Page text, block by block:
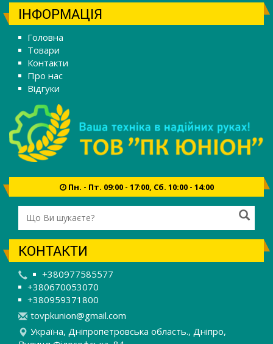
ІНФОРМАЦІЯ
Головна
Товари
Контакти
Про нас
Відгуки
Пн. - Пт. 09:00 - 17:00, Сб. 10:00 - 14:00
КОНТАКТИ
+380977585577
+380670053070
+380959371800
tovpkunion@gmail.com
Україна, Дніпропетровська область., Дніпро,